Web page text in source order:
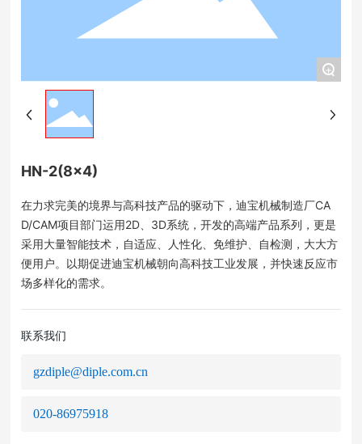
+
HN-2(8×4)
在力求完美的境界与高科技产品的驱动下，迪宝机械制造厂CA
D/CAM项目部门运用2D、3D系统，开发的高端产品系列，更是
采用大量智能技术，自适应、人性化、免维护、自检测，大大方
便用户。以期促进迪宝机械朝向高科技工业发展，并快速反应市
场多样化的需求。
联系我们
gzdiple@diple.com.cn
020-86975918